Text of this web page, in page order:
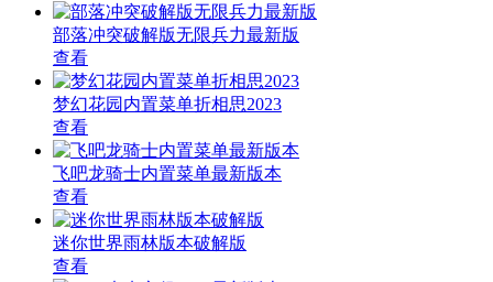
部落冲突破解版无限兵力最新版
查看
梦幻花园内置菜单折相思2023
查看
飞吧龙骑士内置菜单最新版本
查看
迷你世界雨林版本破解版
查看